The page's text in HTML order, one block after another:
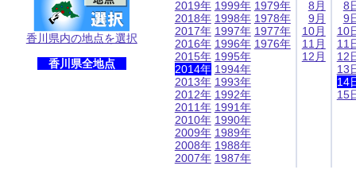
香川県内の地点を選択
香川県全地点
2019年
2018年
2017年
2016年
2015年
2014年
2013年
2012年
2011年
2010年
2009年
2008年
2007年
1999年
1998年
1997年
1996年
1995年
1994年
1993年
1992年
1991年
1990年
1989年
1988年
1987年
1979年
1978年
1977年
1976年
8月
9月
10月
11月
12月
8
9
10
11
12
13
14
15